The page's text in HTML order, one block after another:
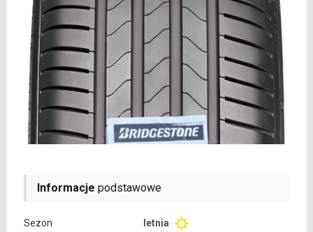
Informacje podstawowe
Sezon
letnia